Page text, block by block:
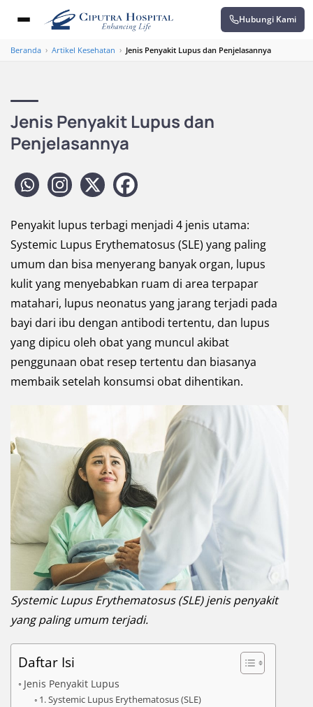
Hubungi Kami
Beranda › Artikel Kesehatan › Jenis Penyakit Lupus dan Penjelasannya
Jenis Penyakit Lupus dan
Penjelasannya
Penyakit lupus terbagi menjadi 4 jenis utama:
Systemic Lupus Erythematosus (SLE) yang paling
umum dan bisa menyerang banyak organ, lupus
kulit yang menyebabkan ruam di area terpapar
matahari, lupus neonatus yang jarang terjadi pada
bayi dari ibu dengan antibodi tertentu, dan lupus
yang dipicu oleh obat yang muncul akibat
penggunaan obat resep tertentu dan biasanya
membaik setelah konsumsi obat dihentikan.
Systemic Lupus Erythematosus (SLE) jenis penyakit
yang paling umum terjadi.
Daftar Isi
Jenis Penyakit Lupus
1. Systemic Lupus Erythematosus (SLE)